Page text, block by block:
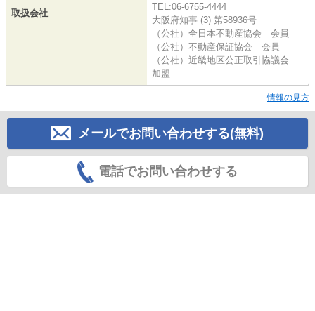
取扱会社
TEL:06-6755-4444
大阪府知事 (3) 第58936号
（公社）全日本不動産協会 会員
（公社）不動産保証協会 会員
（公社）近畿地区公正取引協議会
加盟
情報の見方
メールでお問い合わせする(無料)
電話でお問い合わせする